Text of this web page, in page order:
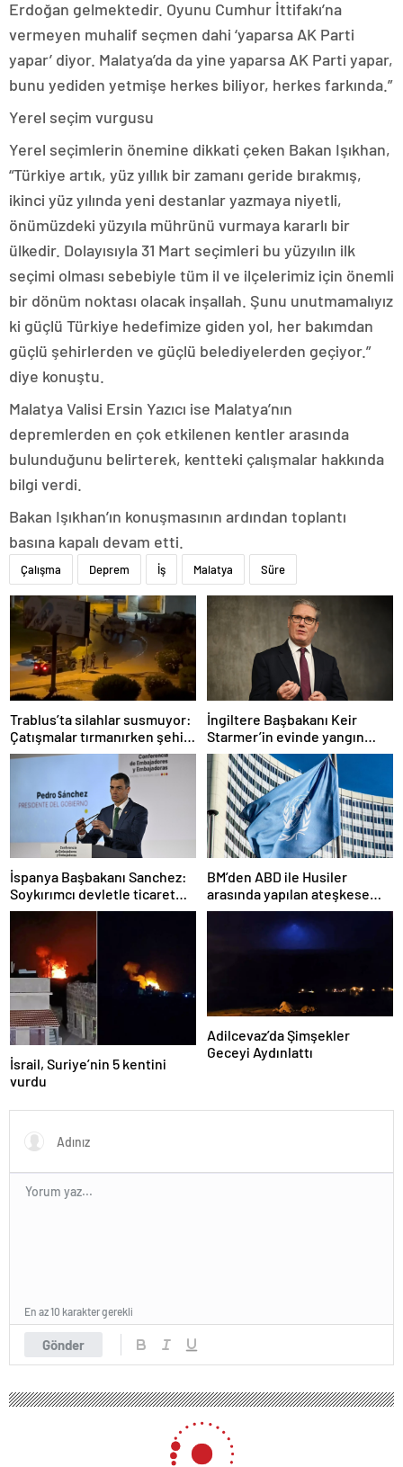
Erdoğan gelmektedir. Oyunu Cumhur İttifakı’na
vermeyen muhalif seçmen dahi ‘yaparsa AK Parti
yapar’ diyor. Malatya’da da yine yaparsa AK Parti yapar,
bunu yediden yetmişe herkes biliyor, herkes farkında.”
Yerel seçim vurgusu
Yerel seçimlerin önemine dikkati çeken Bakan Işıkhan,
“Türkiye artık, yüz yıllık bir zamanı geride bırakmış,
ikinci yüz yılında yeni destanlar yazmaya niyetli,
önümüzdeki yüzyıla mührünü vurmaya kararlı bir
ülkedir. Dolayısıyla 31 Mart seçimleri bu yüzyılın ilk
seçimi olması sebebiyle tüm il ve ilçelerimiz için önemli
bir dönüm noktası olacak inşallah. Şunu unutmamalıyız
ki güçlü Türkiye hedefimize giden yol, her bakımdan
güçlü şehirlerden ve güçlü belediyelerden geçiyor.”
diye konuştu.
Malatya Valisi Ersin Yazıcı ise Malatya’nın
depremlerden en çok etkilenen kentler arasında
bulunduğunu belirterek, kentteki çalışmalar hakkında
bilgi verdi.
Bakan Işıkhan’ın konuşmasının ardından toplantı
basına kapalı devam etti.
Çalışma Deprem İş Malatya Süre
Trablus’ta silahlar susmuyor:
Çatışmalar tırmanırken şehir
alarmda
İngiltere Başbakanı Keir
Starmer’in evinde yangın
çıktı
İspanya Başbakanı Sanchez:
Soykırımcı devletle ticaret
yapmayız
BM’den ABD ile Husiler
arasında yapılan ateşkese
ilişkin değerlendirme
İsrail, Suriye’nin 5 kentini
vurdu
Adilcevaz’da Şimşekler
Geceyi Aydınlattı
Gönder
En az 10 karakter gerekli